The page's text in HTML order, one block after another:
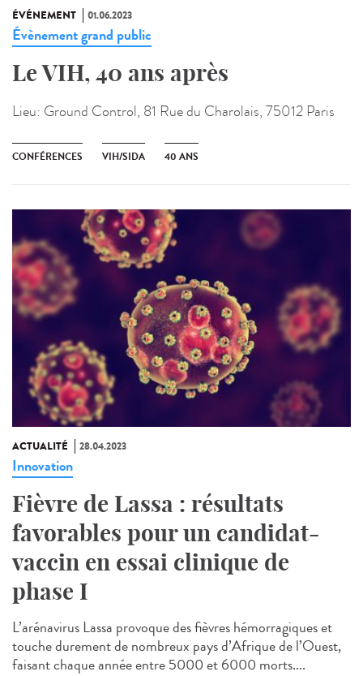
ÉVÉNEMENT 01.06.2023
Évènement grand public
Le VIH, 40 ans après
Lieu: Ground Control, 81 Rue du Charolais, 75012 Paris
CONFÉRENCES VIH/SIDA 40 ANS
ACTUALITÉ 28.04.2023
Innovation
Fièvre de Lassa : résultats
favorables pour un candidat-
vaccin en essai clinique de
phase I
L’arénavirus Lassa provoque des fièvres hémorragiques et
touche durement de nombreux pays d’Afrique de l’Ouest,
faisant chaque année entre 5000 et 6000 morts....